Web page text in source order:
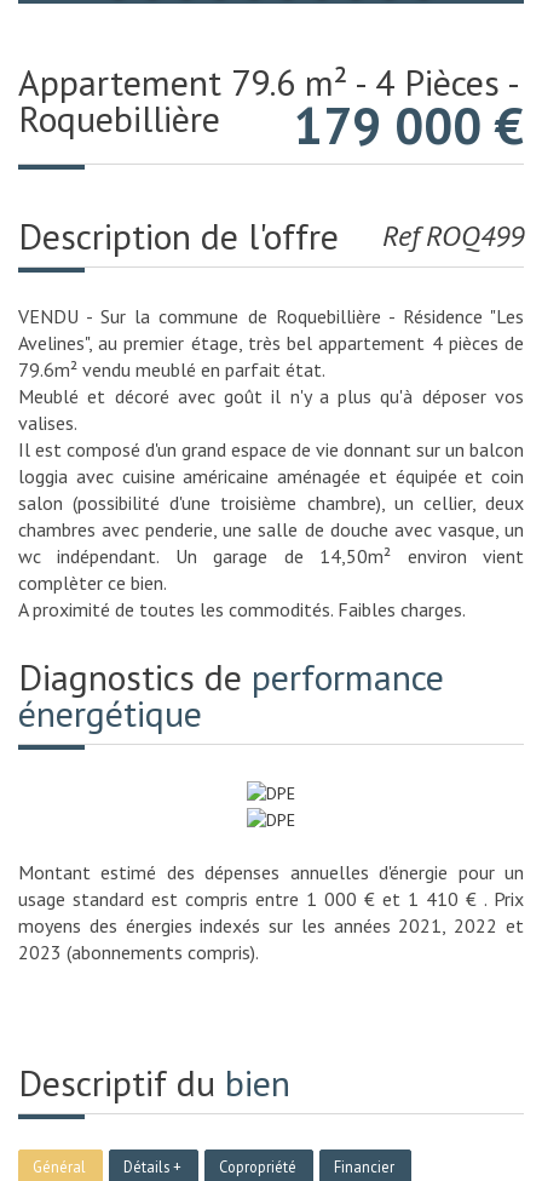
Appartement 79.6 m² - 4 Pièces -
Roquebillière 179 000 €
Description de l'offre Ref ROQ499
VENDU - Sur la commune de Roquebillière - Résidence "Les
Avelines", au premier étage, très bel appartement 4 pièces de
79.6m² vendu meublé en parfait état.
Meublé et décoré avec goût il n'y a plus qu'à déposer vos
valises.
Il est composé d'un grand espace de vie donnant sur un balcon
loggia avec cuisine américaine aménagée et équipée et coin
salon (possibilité d'une troisième chambre), un cellier, deux
chambres avec penderie, une salle de douche avec vasque, un
wc indépendant. Un garage de 14,50m² environ vient
complèter ce bien.
A proximité de toutes les commodités. Faibles charges.
Diagnostics de performance
énergétique
Montant estimé des dépenses annuelles d'énergie pour un
usage standard est compris entre 1 000 € et 1 410 € . Prix
moyens des énergies indexés sur les années 2021, 2022 et
2023 (abonnements compris).
Descriptif du bien
Général Détails + Copropriété Financier